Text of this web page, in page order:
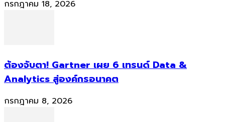
กรกฎาคม 18, 2026
ต้องจับตา! Gartner เผย 6 เทรนด์ Data &
Analytics สู่องค์กรอนาคต
กรกฎาคม 8, 2026